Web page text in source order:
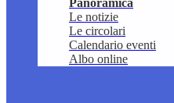
Panoramica
Le notizie
Le circolari
Calendario eventi
Albo online